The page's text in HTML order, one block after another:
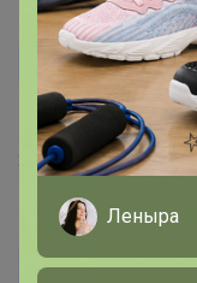
Отличное какао!
29 ноября, 2024
почтальон
Леныра